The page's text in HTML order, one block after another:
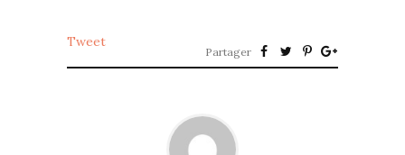
Tweet
Partager